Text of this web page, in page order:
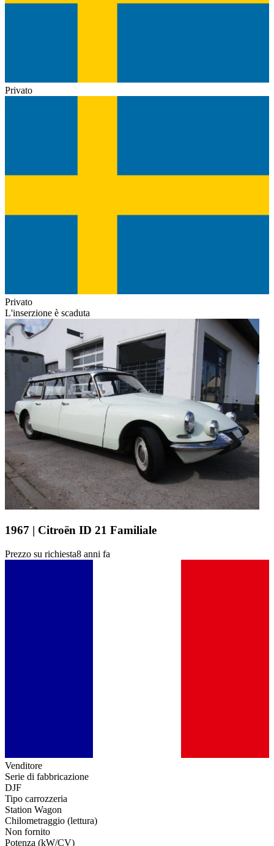
Privato
Privato
L'inserzione è scaduta
1967 | Citroën ID 21 Familiale
Prezzo su richiesta8 anni fa
Venditore
Serie di fabbricazione
DJF
Tipo carrozzeria
Station Wagon
Chilometraggio (lettura)
Non fornito
Potenza (kW/CV)